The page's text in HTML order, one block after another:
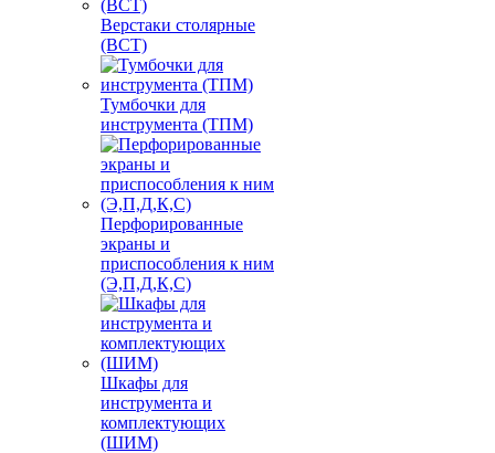
Верстаки столярные
(ВСТ)
Тумбочки для
инструмента (ТПМ)
Перфорированные
экраны и
приспособления к ним
(Э,П,Д,К,С)
Шкафы для
инструмента и
комплектующих
(ШИМ)